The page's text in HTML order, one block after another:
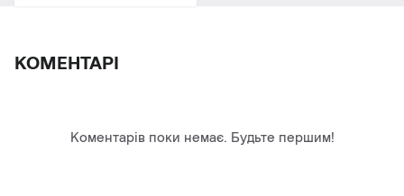
КОМЕНТАРІ
Коментарів поки немає. Будьте першим!